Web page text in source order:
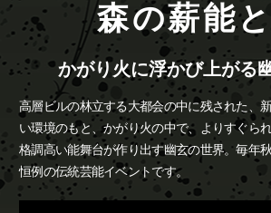
森の薪能
かがり火に浮かび上がる
高層ビルの林立する大都会の中に残された、
い環境のもと、かがり火の中で、よりすぐら
格調高い能舞台が作り出す幽玄の世界。毎年
恒例の伝統芸能イベントです。